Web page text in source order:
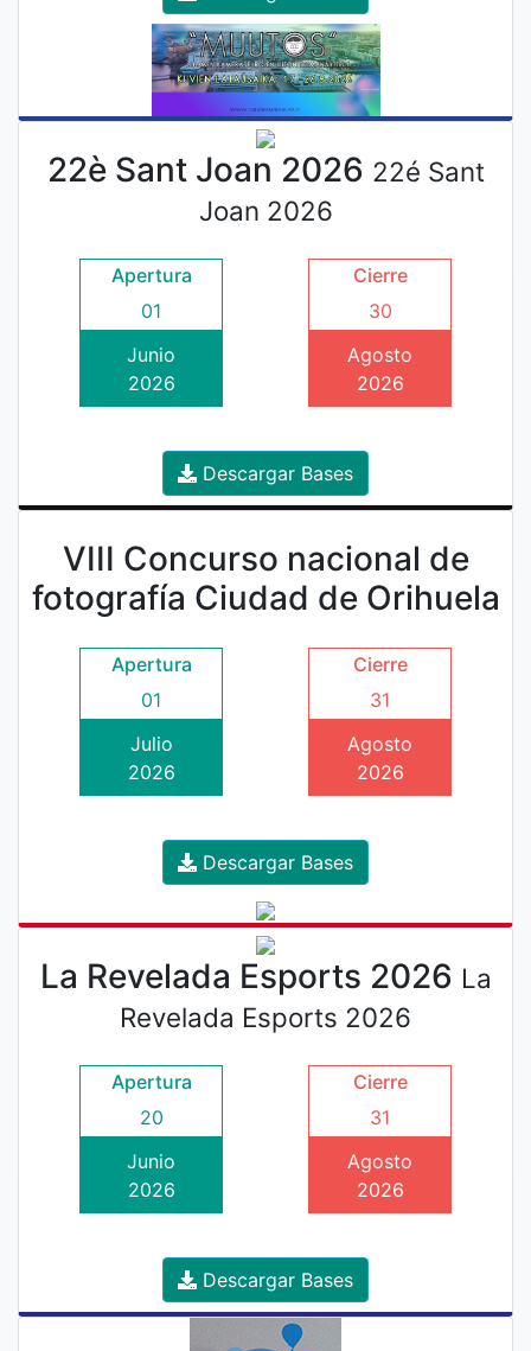
22è Sant Joan 2026 22é Sant
Joan 2026
Apertura
01
Junio
2026
Cierre
30
Agosto
2026
Descargar Bases
VIII Concurso nacional de
fotografía Ciudad de Orihuela
Apertura
01
Julio
2026
Cierre
31
Agosto
2026
Descargar Bases
La Revelada Esports 2026 La
Revelada Esports 2026
Apertura
20
Junio
2026
Cierre
31
Agosto
2026
Descargar Bases